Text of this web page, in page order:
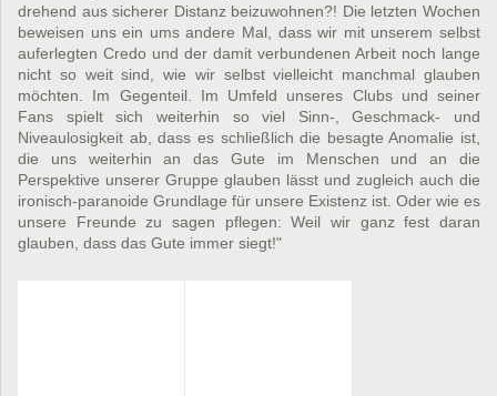
drehend aus sicherer Distanz beizuwohnen?! Die letzten Wochen
beweisen uns ein ums andere Mal, dass wir mit unserem selbst
auferlegten Credo und der damit verbundenen Arbeit noch lange
nicht so weit sind, wie wir selbst vielleicht manchmal glauben
möchten. Im Gegenteil. Im Umfeld unseres Clubs und seiner
Fans spielt sich weiterhin so viel Sinn-, Geschmack- und
Niveaulosigkeit ab, dass es schließlich die besagte Anomalie ist,
die uns weiterhin an das Gute im Menschen und an die
Perspektive unserer Gruppe glauben lässt und zugleich auch die
ironisch-paranoide Grundlage für unsere Existenz ist. Oder wie es
unsere Freunde zu sagen pflegen: Weil wir ganz fest daran
glauben, dass das Gute immer siegt!"